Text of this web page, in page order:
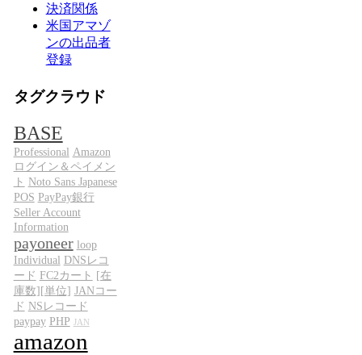
決済関係
米国アマゾ
ンの出品者
登録
タグクラウド
BASE
Professional Amazon
ログイン＆ペイメン
ト Noto Sans Japanese
POS PayPay銀行
Seller Account
Information
payoneer loop
Individual DNSレコ
ード FC2カート [在
庫数][単位] JANコー
ド NSレコード
paypay PHP JAN
amazon